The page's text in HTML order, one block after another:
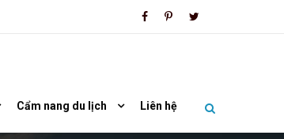
Cẩm nang du lịch Liên hệ